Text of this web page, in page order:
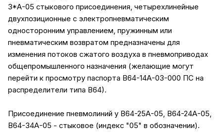
3*А-05 стыкового присоединения, четырехлинейные
двухпозиционные с электропневматическим
односторонним управлением, пружинным или
пневматическим возвратом предназначены для
изменения потоков сжатого воздуха в пневмоприводах
общепромышленного назначения (желающие могут
перейти к просмотру паспорта В64-14А-03-000 ПС на
распределители типа В64).
Присоединение пневмолиний у В64-25А-05, В64-24А-05,
В64-34А-05 - стыковое (индекс "05" в обозначении).